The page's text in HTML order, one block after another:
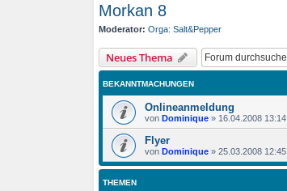
Morkan 8
Moderator: Orga: Salt&Pepper
Neues Thema
BEKANNTMACHUNGEN
Onlineanmeldung
von Dominique » 16.04.2008 13:14
Flyer
von Dominique » 25.03.2008 12:45
THEMEN